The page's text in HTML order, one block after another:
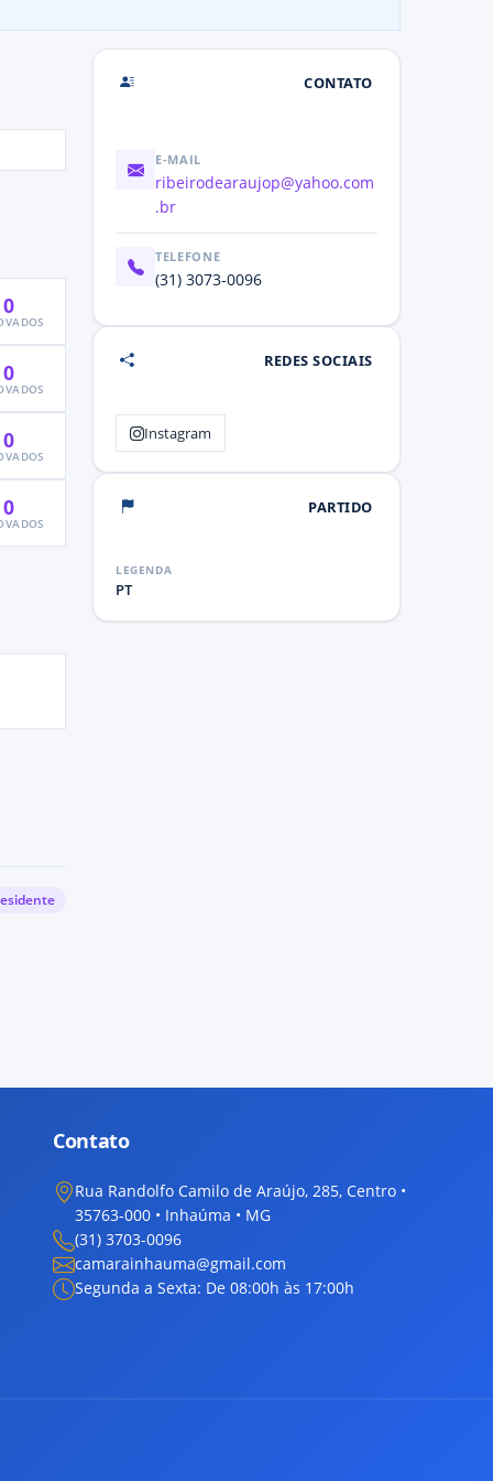
0
0
0
0
CONTATO
E-MAIL
ribeirodearaujop@yahoo.com
.br
TELEFONE
(31) 3073-0096
REDES SOCIAIS
Instagram
PARTIDO
LEGENDA
PT
Contato
Rua Randolfo Camilo de Araújo, 285, Centro •
35763-000 • Inhaúma • MG
(31) 3703-0096
camarainhauma@gmail.com
Segunda a Sexta: De 08:00h às 17:00h